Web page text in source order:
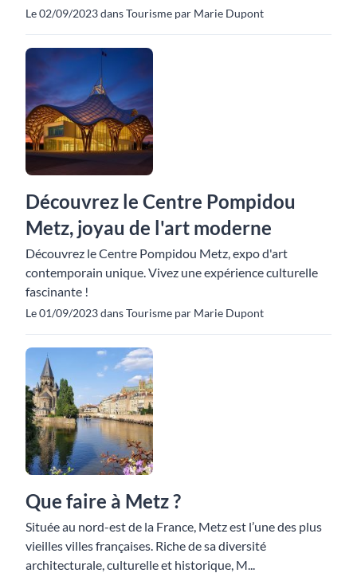
Le 02/09/2023 dans Tourisme par Marie Dupont
Découvrez le Centre Pompidou
Metz, joyau de l'art moderne
Découvrez le Centre Pompidou Metz, expo d'art
contemporain unique. Vivez une expérience culturelle
fascinante !
Le 01/09/2023 dans Tourisme par Marie Dupont
Que faire à Metz ?
Située au nord-est de la France, Metz est l’une des plus
vieilles villes françaises. Riche de sa diversité
architecturale, culturelle et historique, M...